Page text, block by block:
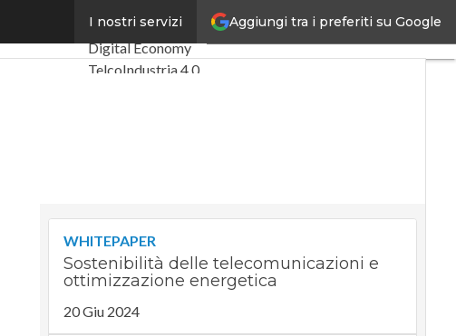
Aggiungi tra i preferiti su Google
I nostri servizi
Ultimi articoli
Digital Economy
TelcoIndustria 4.0
Le Guide di
CorCom
PodcastPrivacy
WHITEPAPER
Sostenibilità delle telecomunicazioni e
ottimizzazione energetica
20 Giu 2024